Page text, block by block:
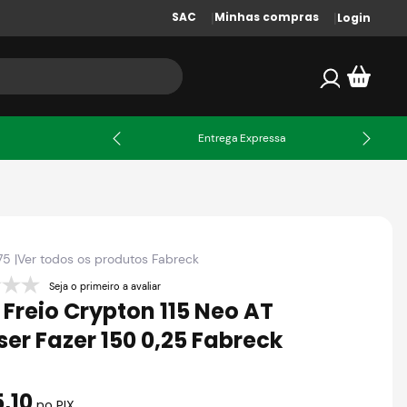
SAC Minhas compras Login
Entrega Expressa
|Ver todos os produtos Fabreck
Seja o primeiro a avaliar
Crypton 115 Neo AT
Fazer 150 0,25 Fabreck